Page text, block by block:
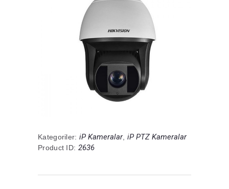
Kategoriler: iP Kameralar, iP PTZ Kameralar
Product ID: 2636